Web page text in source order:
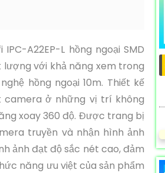
A22EP-L hồng ngoại SMD
với khả năng xem trong
hồng ngoại 10m. Thiết kế
camera ở những vị trí không
xoay 360 độ. Được trang bị
truyền và nhận hình ảnh
ảnh đạt độ sắc nét cao, đảm
năng ưu việt của sản phẩm